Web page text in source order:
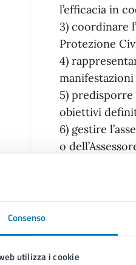
Consenso
utilizza i cookie
l’efficacia in
3) coordinare
Protezione
4)
5) predisporre
obiettivi
6) gestire
o
7)
8)
servizi,
procedure
9) esercitare